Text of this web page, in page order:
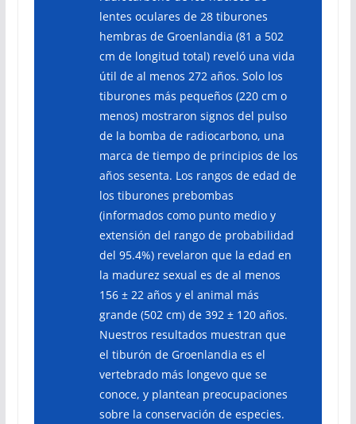
lentes oculares de 28 tiburones
hembras de Groenlandia (81 a 502
cm de longitud total) reveló una vida
útil de al menos 272 años. Solo los
tiburones más pequeños (220 cm o
menos) mostraron signos del pulso
de la bomba de radiocarbono, una
marca de tiempo de principios de los
años sesenta. Los rangos de edad de
los tiburones prebombas
(informados como punto medio y
extensión del rango de probabilidad
del 95.4%) revelaron que la edad en
la madurez sexual es de al menos
156 ± 22 años y el animal más
grande (502 cm) de 392 ± 120 años.
Nuestros resultados muestran que
el tiburón de Groenlandia es el
vertebrado más longevo que se
conoce, y plantean preocupaciones
sobre la conservación de especies.